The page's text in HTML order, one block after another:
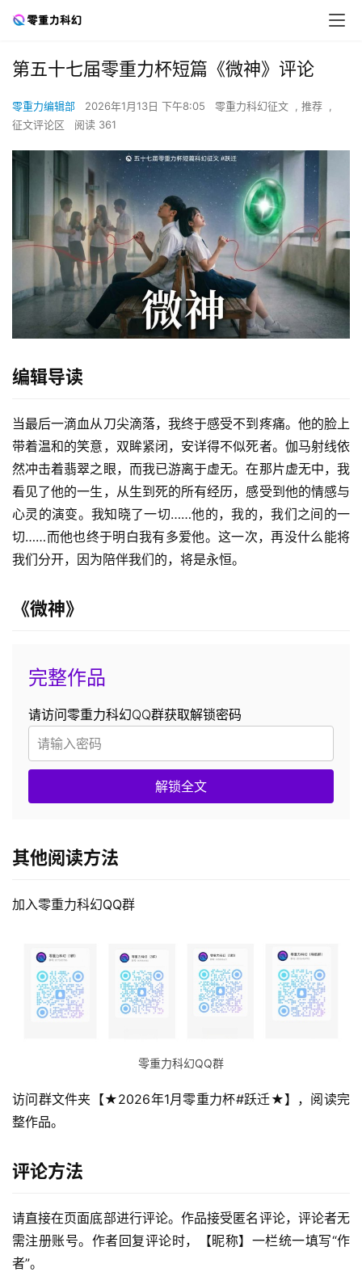
力
幻
征
文
第五十七届零重力杯短篇《微神》评论
零重力编辑部 2026年1月13日 下午8:05 零重力科幻征文 , 推荐
,
征文评论区
阅读 361
编辑导读
当最后一滴血从刀尖滴落，我终于感受不到疼痛。他的脸上
带着温和的笑意，双眸紧闭，安详得不似死者。伽马射线依
然冲击着翡翠之眼，而我已游离于虚无。在那片虚无中，我
看见了他的一生，从生到死的所有经历，感受到他的情感与
心灵的演变。我知晓了一切……他的，我的，我们之间的一
切……而他也终于明白我有多爱他。这一次，再没什么能将
我们分开，因为陪伴我们的，将是永恒。
《微神》
完整作品
请访问零重力科幻QQ群获取解锁密码
解锁全文
其他阅读方法
加入零重力科幻QQ群
零重力科幻QQ群
访问群文件夹【★2026年1月零重力杯#跃迁★】，阅读完
整作品。
评论方法
请直接在页面底部进行评论。作品接受匿名评论，评论者无
需注册账号。作者回复评论时，【昵称】一栏统一填写“作
者”。